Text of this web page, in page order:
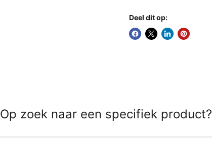
Deel dit op:
Op zoek naar een specifiek product?